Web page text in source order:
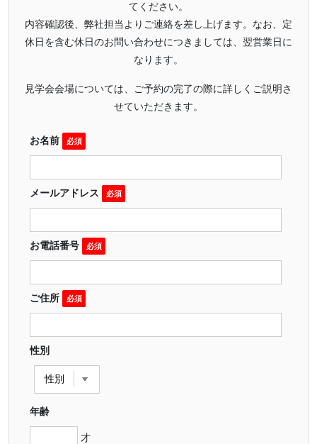
てください。
内容確認後、弊社担当よりご連絡を差し上げます。なお、定
休日を含む休日のお問い合わせにつきましては、翌営業日に
なります。
見学会会場については、ご予約の完了の際に詳しくご説明さ
せていただきます。
お名前 必須
メールアドレス 必須
お電話番号 必須
ご住所 必須
性別
年齢
才